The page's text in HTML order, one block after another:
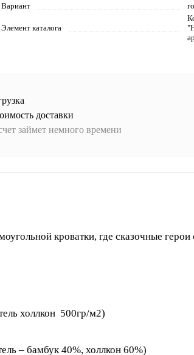
Вариант
Элемент каталога
доставки
займет немного времени
кроватки, где сказочные
холлкон 500гр/м2)
– бамбук 40%, холлкон 60%)